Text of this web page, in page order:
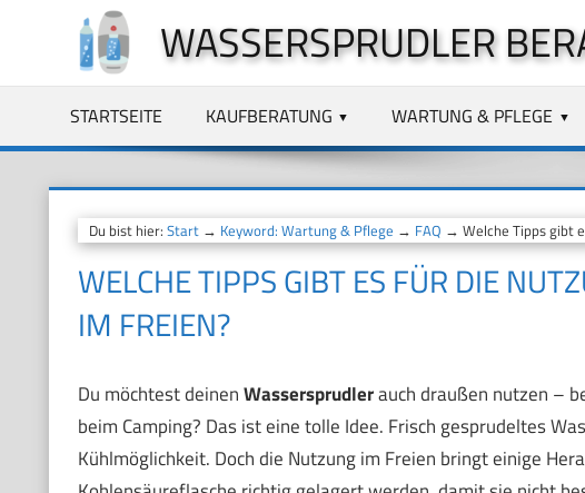
springen
WASSERSPRUDLER
STARTSEITE KAUFBERATUNG WARTUNG & PFLEGE
Du bist hier: Start→ Keyword: Wartung & Pflege → FAQ → Welche Tipps gibt
WELCHE TIPPS GIBT ES FÜR DIE
IM FREIEN?
Du möchtest deinenWassersprudlerauch draußen nutzen –
beim Camping? Das ist eine tolle Idee. Frisch gesprudeltes
Kühlmöglichkeit. Doch die Nutzung im Freien bringt einige